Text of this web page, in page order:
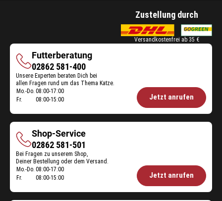
Zustellung durch
Versandkostenfrei ab 35 €
Futterberatung
Futterberatung
02862 581-400
Unsere Experten beraten Dich bei
allen Fragen rund um das Thema Katze.
Öffnungszeiten
Mo.-Do. 08:00-17:00
Fr.
08:00-15:00 Jetzt anrufen
Shop-Service
Shop-
Service
02862 581-501
Bei Fragen zu unserem Shop,
Deiner Bestellung oder dem Versand.
Öffnungszeiten
Mo.-Do. 08:00-17:00
Fr.
08:00-15:00 Jetzt anrufen